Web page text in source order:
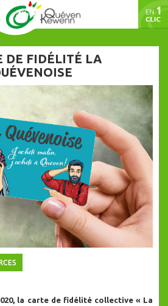
DE FIDÉLITÉ LA
la carte de fidélité collective « La